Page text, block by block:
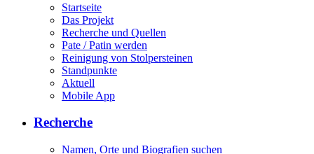
Startseite
Das Projekt
Recherche und Quellen
Pate / Patin werden
Reinigung von Stolpersteinen
Standpunkte
Aktuell
Mobile App
Recherche
Namen, Orte und Biografien suchen